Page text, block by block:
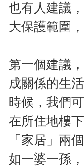
也有人建議
大保護範圍
第一個建議
成關係的生
時候，我們
在所住地樓
「家居」兩
如一婆一孫